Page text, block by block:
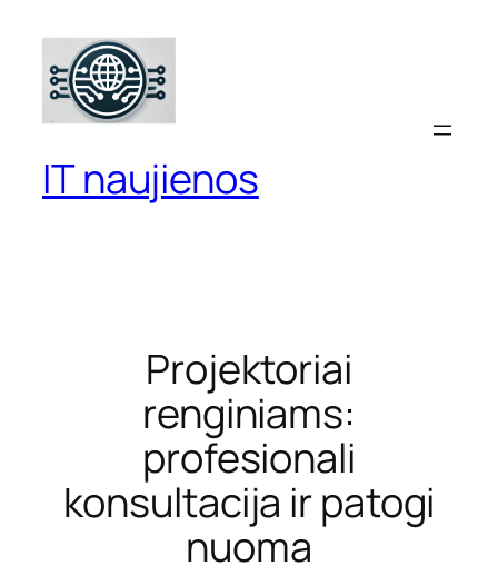
turinio
IT naujienos
Projektoriai
renginiams:
profesionali
konsultacija ir patogi
nuoma